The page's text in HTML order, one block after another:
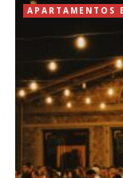
APARTAMENTOS